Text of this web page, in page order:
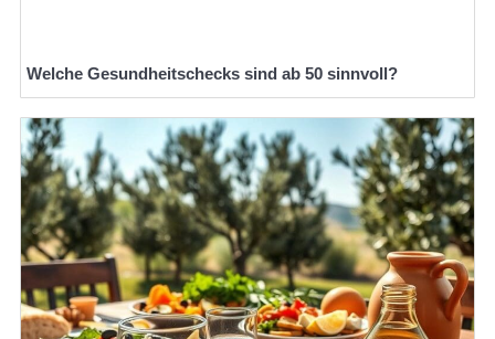
Welche Gesundheitschecks sind ab 50 sinnvoll?